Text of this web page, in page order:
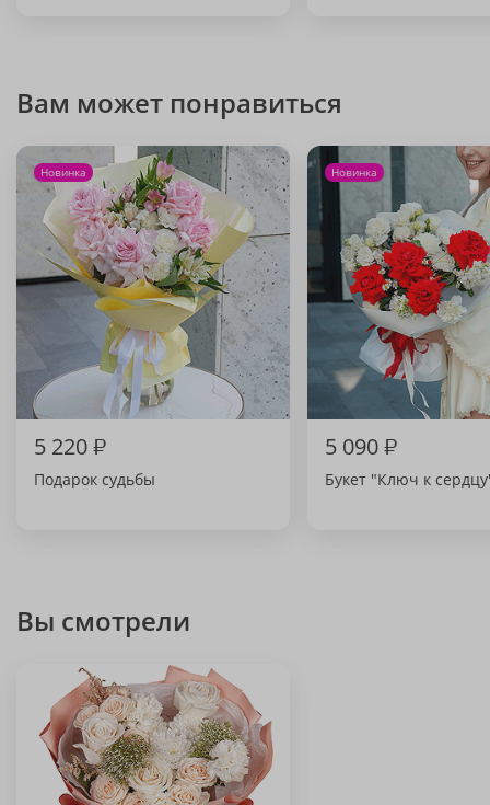
Вам может понравиться
Новинка
5 220₽
Подарок судьбы
Новинка
5 090₽
Букет "Ключ к
Вы смотрели